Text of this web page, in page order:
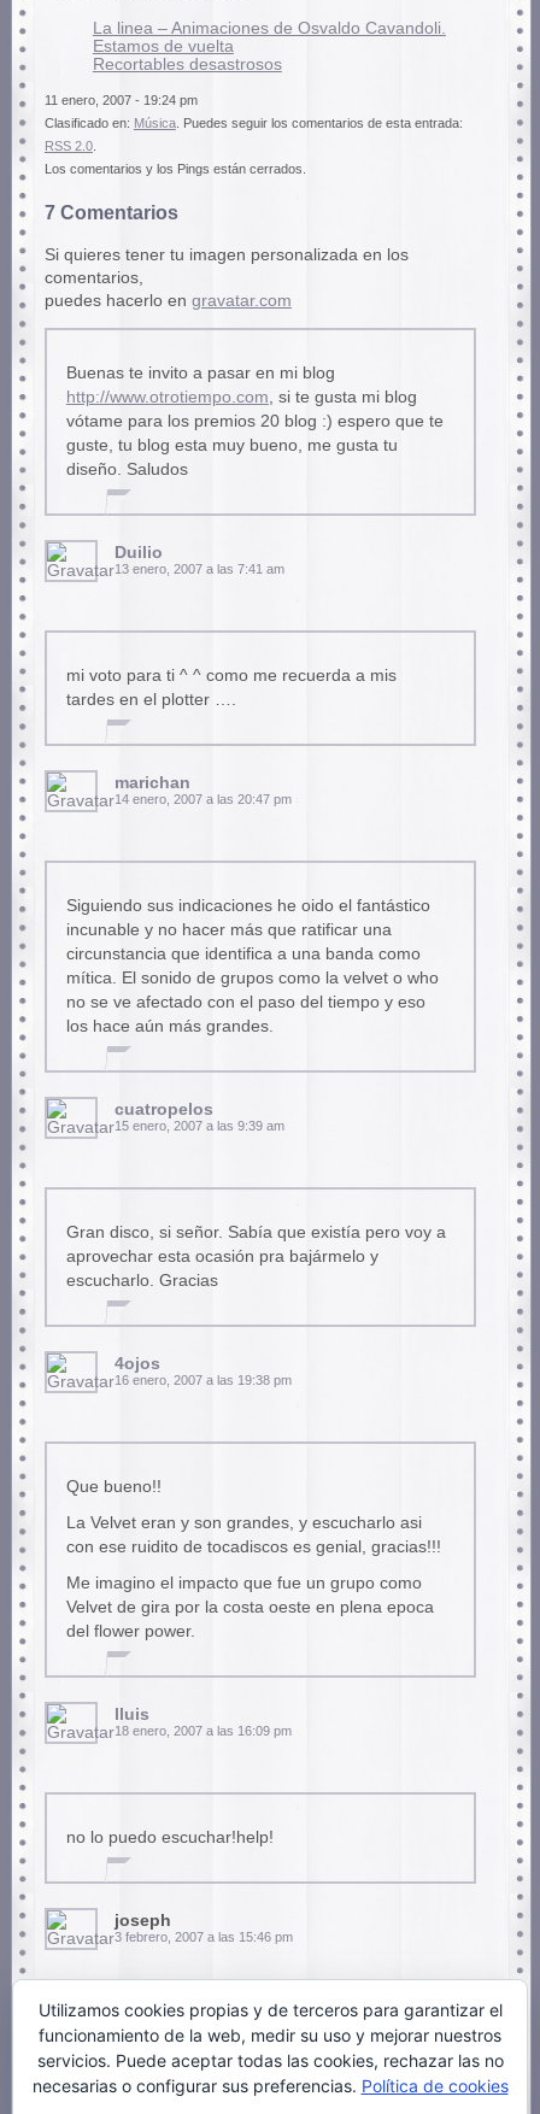
La linea – Animaciones de Osvaldo Cavandoli.
Estamos de vuelta
Recortables desastrosos
11 enero, 2007 - 19:24 pm
Clasificado en: Música. Puedes seguir los comentarios de esta entrada:
RSS 2.0.
Los comentarios y los Pings están cerrados.
7 Comentarios
Si quieres tener tu imagen personalizada en los
comentarios,
puedes hacerlo en gravatar.com
Buenas te invito a pasar en mi blog
http://www.otrotiempo.com, si te gusta mi blog
vótame para los premios 20 blog :) espero que te
guste, tu blog esta muy bueno, me gusta tu
diseño. Saludos
Duilio
13 enero, 2007 a las 7:41 am
mi voto para ti ^ ^ como me recuerda a mis
tardes en el plotter ….
marichan
14 enero, 2007 a las 20:47 pm
Siguiendo sus indicaciones he oido el fantástico
incunable y no hacer más que ratificar una
circunstancia que identifica a una banda como
mítica. El sonido de grupos como la velvet o who
no se ve afectado con el paso del tiempo y eso
los hace aún más grandes.
cuatropelos
15 enero, 2007 a las 9:39 am
Gran disco, si señor. Sabía que existía pero voy a
aprovechar esta ocasión pra bajármelo y
escucharlo. Gracias
4ojos
16 enero, 2007 a las 19:38 pm
Que bueno!!
La Velvet eran y son grandes, y escucharlo asi
con ese ruidito de tocadiscos es genial, gracias!!!
Me imagino el impacto que fue un grupo como
Velvet de gira por la costa oeste en plena epoca
del flower power.
lluis
18 enero, 2007 a las 16:09 pm
no lo puedo escuchar!help!
joseph
3 febrero, 2007 a las 15:46 pm
que chido que esta lo de velveth undergraund
yeah !!!!!!
Utilizamos cookies propias y de terceros para garantizar el
funcionamiento de la web, medir su uso y mejorar nuestros
servicios. Puede aceptar todas las cookies, rechazar las no
necesarias o configurar sus preferencias. Política de cookies